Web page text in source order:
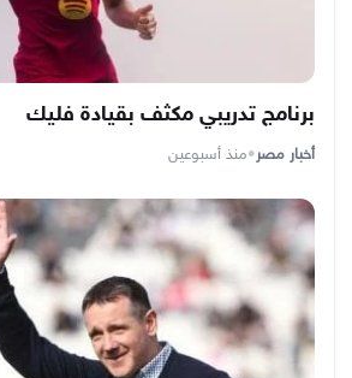
برنامج تدريبي مكثف بقيادة فليك
أخبار مصر•منذ أسبوعين